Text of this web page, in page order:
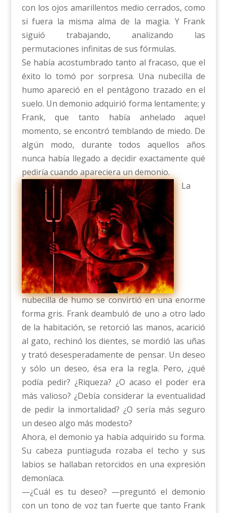
con los ojos amarillentos medio cerrados, como
si fuera la misma alma de la magia. Y Frank
siguió trabajando, analizando las
permutaciones infinitas de sus fórmulas.
Se había acostumbrado tanto al fracaso, que el
éxito lo tomó por sorpresa. Una nubecilla de
humo apareció en el pentágono trazado en el
suelo. Un demonio adquirió forma lentamente; y
Frank, que tanto había anhelado aquel
momento, se encontró temblando de miedo. De
algún modo, durante todos aquellos años
nunca había llegado a decidir exactamente qué
pediría cuando apareciera un demonio.
La
nubecilla de humo se convirtió en una enorme
forma gris. Frank deambuló de uno a otro lado
de la habitación, se retorció las manos, acarició
al gato, rechinó los dientes, se mordió las uñas
y trató desesperadamente de pensar. Un deseo
y sólo un deseo, ésa era la regla. Pero, ¿qué
podía pedir? ¿Riqueza? ¿O acaso el poder era
más valioso? ¿Debía considerar la eventualidad
de pedir la inmortalidad? ¿O sería más seguro
un deseo algo más modesto?
Ahora, el demonio ya había adquirido su forma.
Su cabeza puntiaguda rozaba el techo y sus
labios se hallaban retorcidos en una expresión
demoníaca.
—¿Cuál es tu deseo? —preguntó el demonio
con un tono de voz tan fuerte que tanto Frank